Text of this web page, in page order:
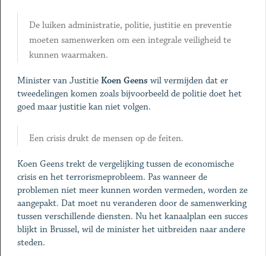
De luiken administratie, politie, justitie en preventie
moeten samenwerken om een integrale veiligheid te
kunnen waarmaken.
Minister van Justitie Koen Geens wil vermijden dat er
tweedelingen komen zoals bijvoorbeeld de politie doet het
goed maar justitie kan niet volgen.
Een crisis drukt de mensen op de feiten.
Koen Geens trekt de vergelijking tussen de economische
crisis en het terrorismeprobleem. Pas wanneer de
problemen niet meer kunnen worden vermeden, worden ze
aangepakt. Dat moet nu veranderen door de samenwerking
tussen verschillende diensten. Nu het kanaalplan een succes
blijkt in Brussel, wil de minister het uitbreiden naar andere
steden.